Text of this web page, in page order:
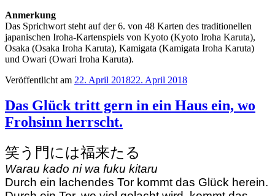
Anmerkung
Das Sprichwort steht auf der 6. von 48 Karten des traditionellen
japanischen Iroha-Kartenspiels von Kyoto (Kyoto Iroha Karuta),
Osaka (Osaka Iroha Karuta), Kamigata (Kamigata Iroha Karuta)
und Owari (Owari Iroha Karuta).
Veröffentlicht am 22. April 201822. April 2018
Das Glück tritt gern in ein Haus ein, wo
Frohsinn herrscht.
笑う門には福来たる
Warau kado ni wa fuku kitaru
Durch ein lachendes Tor kommt das Glück herein.